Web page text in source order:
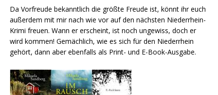
Da Vorfreude bekanntlich die größte Freude ist, könnt ihr euch
außerdem mit mir nach wie vor auf den nächsten Niederrhein-
Krimi freuen. Wann er erscheint, ist noch ungewiss, doch er
wird kommen! Gemächlich, wie es sich für den Niederrhein
gehört, dann aber ebenfalls als Print- und E-Book-Ausgabe.